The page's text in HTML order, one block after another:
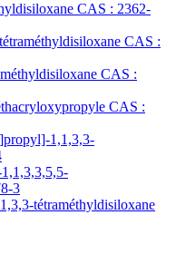
CAS : 2362-
CAS :
CAS :
CAS :
1,1,3,3-
3
tétraméthyldisiloxane